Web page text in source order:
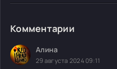
Комментарии
Алина
29 августа 2024 09:11